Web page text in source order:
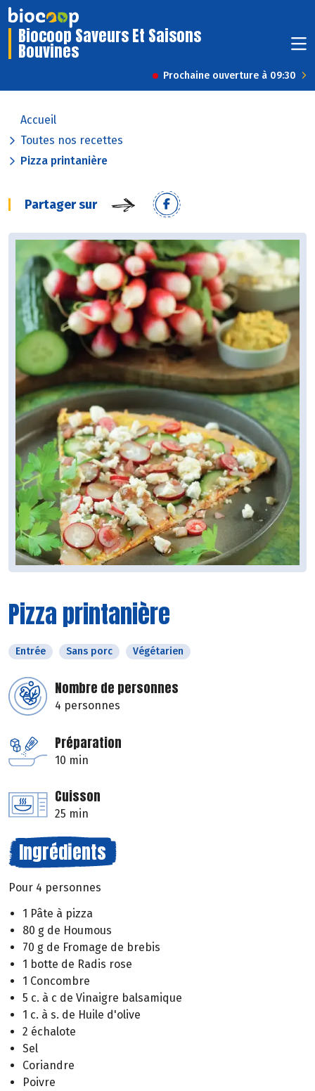
Biocoop Saveurs Et Saisons
Bouvines
Prochaine ouverture à 09:30
Accueil
Toutes nos recettes
Pizza printanière
Partager sur
Pizza printanière
Entrée Sans porc Végétarien
Nombre de personnes
4 personnes
Préparation
10 min
Cuisson
25 min
Ingrédients
Pour 4 personnes
1 Pâte à pizza
80 g de Houmous
70 g de Fromage de brebis
1 botte de Radis rose
1 Concombre
5 c. à c de Vinaigre balsamique
1 c. à s. de Huile d'olive
2 échalote
Sel
Coriandre
Poivre